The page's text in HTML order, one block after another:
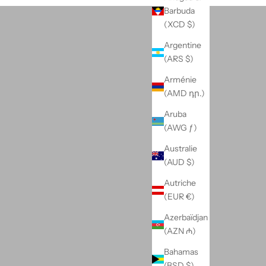
Barbuda
(XCD $)
Argentine
(ARS $)
Arménie
(AMD դր.)
Aruba
(AWG ƒ)
Australie
(AUD $)
Autriche
(EUR €)
Azerbaïdjan
(AZN ₼)
Bahamas